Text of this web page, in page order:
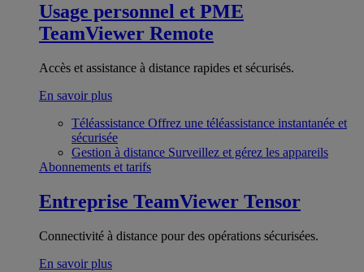
Usage personnel et PME
TeamViewer Remote
Accès et assistance à distance rapides et sécurisés.
En savoir plus
Téléassistance Offrez une téléassistance instantanée et
sécurisée
Gestion à distance Surveillez et gérez les appareils
Abonnements et tarifs
Entreprise TeamViewer Tensor
Connectivité à distance pour des opérations sécurisées.
En savoir plus